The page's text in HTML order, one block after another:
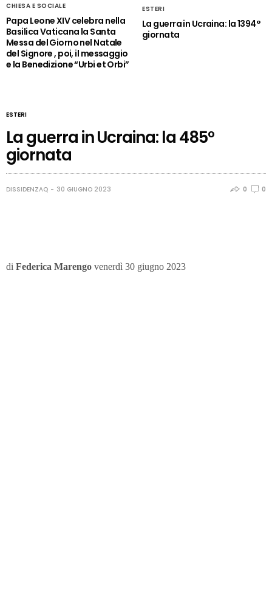
CHIESA E SOCIALE
Papa Leone XIV celebra nella
Basilica Vaticana la Santa
Messa del Giorno nel Natale
del Signore , poi, il messaggio
e la Benedizione “Urbi et Orbi”
ESTERI
La guerra in Ucraina: la 1394°
giornata
ESTERI
La guerra in Ucraina: la 485°
giornata
DISSIDENZAQ 30 GIUGNO 2023 0 0
di Federica Marengo venerdì 30 giugno 2023